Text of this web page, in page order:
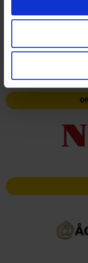
annons- och
Dessa kan i sin tur
samlat in när du har